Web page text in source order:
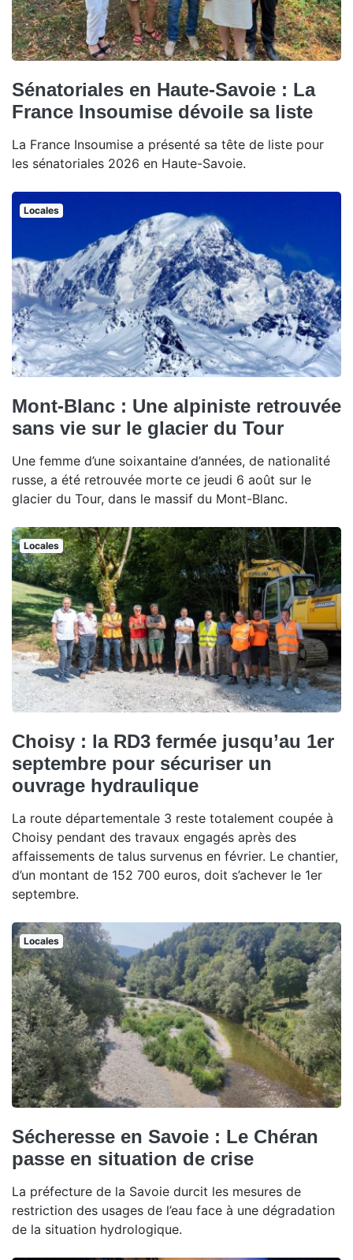
Sénatoriales en Haute-Savoie : La
France Insoumise dévoile sa liste
La France Insoumise a présenté sa tête de liste pour
les sénatoriales 2026 en Haute-Savoie.
Locales
Mont-Blanc : Une alpiniste retrouvée
sans vie sur le glacier du Tour
Une femme d’une soixantaine d’années, de nationalité
russe, a été retrouvée morte ce jeudi 6 août sur le
glacier du Tour, dans le massif du Mont-Blanc.
Locales
Choisy : la RD3 fermée jusqu’au 1er
septembre pour sécuriser un
ouvrage hydraulique
La route départementale 3 reste totalement coupée à
Choisy pendant des travaux engagés après des
affaissements de talus survenus en février. Le chantier,
d’un montant de 152 700 euros, doit s’achever le 1er
septembre.
Locales
Sécheresse en Savoie : Le Chéran
passe en situation de crise
La préfecture de la Savoie durcit les mesures de
restriction des usages de l’eau face à une dégradation
de la situation hydrologique.